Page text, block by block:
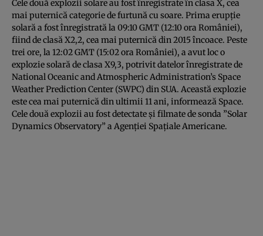
Cele douăexplozii solareau fost înregistrate în clasa X, cea
mai puternică categorie de furtună cu soare. Prima erupţie
solară a fost înregistrată la 09:10 GMT (12:10 ora României),
fiind de clasă X2,2, cea mai puternică din 2015 încoace. Peste
trei ore, la 12:02 GMT (15:02 ora României), a avut loc o
explozie solară de clasa X9,3, potrivit datelor înregistrate de
National Oceanic and Atmospheric Administration’s Space
Weather Prediction Center (SWPC) din SUA. Această explozie
este cea mai puternică din ultimii 11 ani, informează Space.
Cele două explozii au fost detectate şi filmate de sonda ”Solar
Dynamics Observatory” a Agenţiei Spaţiale Americane.